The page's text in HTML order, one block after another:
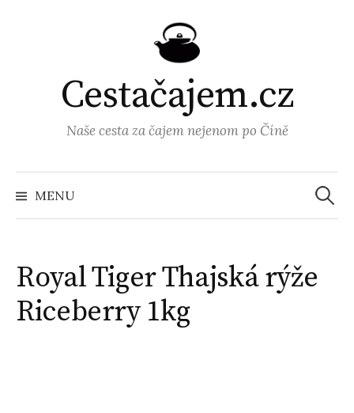
Cestačajem.cz
Naše cesta za čajem nejenom po Číně
MENU
Royal Tiger Thajská rýže
Riceberry 1kg